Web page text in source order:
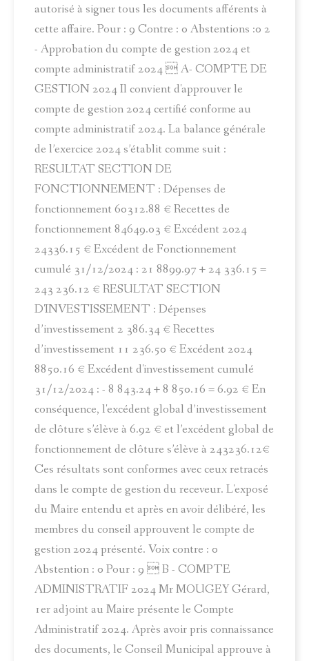
autorisé à signer tous les documents afférents à
cette affaire. Pour : 9 Contre : 0 Abstentions :0 2
- Approbation du compte de gestion 2024 et
compte administratif 2024  A- COMPTE DE
GESTION 2024 Il convient d'approuver le
compte de gestion 2024 certifié conforme au
compte administratif 2024. La balance générale
de l’exercice 2024 s’établit comme suit :
RESULTAT SECTION DE
FONCTIONNEMENT : Dépenses de
fonctionnement 60312.88 € Recettes de
fonctionnement 84649.03 € Excédent 2024
24336.15 € Excédent de Fonctionnement
cumulé 31/12/2024 : 21 8899.97 + 24 336.15 =
243 236.12 € RESULTAT SECTION
D'INVESTISSEMENT : Dépenses
d’investissement 2 386.34 € Recettes
d’investissement 11 236.50 € Excédent 2024
8850.16 € Excédent d'investissement cumulé
31/12/2024 : - 8 843.24 + 8 850.16 = 6.92 € En
conséquence, l'excédent global d’investissement
de clôture s’élève à 6.92 € et l’excédent global de
fonctionnement de clôture s’élève à 243236.12€
Ces résultats sont conformes avec ceux retracés
dans le compte de gestion du receveur. L'exposé
du Maire entendu et après en avoir délibéré, les
membres du conseil approuvent le compte de
gestion 2024 présenté. Voix contre : 0
Abstention : 0 Pour : 9  B - COMPTE
ADMINISTRATIF 2024 Mr MOUGEY Gérard,
1er adjoint au Maire présente le Compte
Administratif 2024. Après avoir pris connaissance
des documents, le Conseil Municipal approuve à